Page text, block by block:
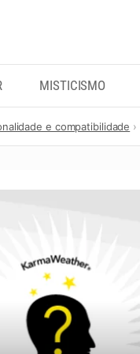
MISTICISMO
e compatibilidade